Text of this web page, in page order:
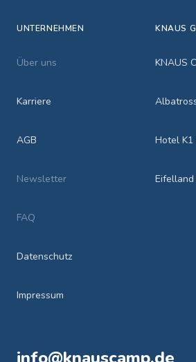
UNTERNEHMEN
Über uns
Karriere
AGB
Newsletter
FAQ
Datenschutz
Impressum
KNAUS
KNAUS
Hotel K1
Eifelland